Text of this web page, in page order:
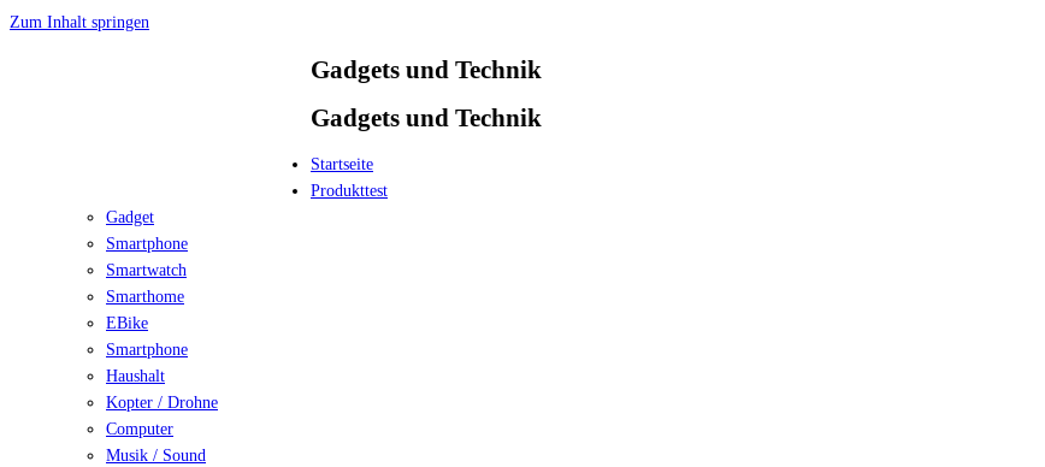
Zum Inhalt springen
Gadgets und Technik
Gadgets und Technik
Startseite
Produkttest
Gadget
Smartphone
Smartwatch
Smarthome
EBike
Smartphone
Haushalt
Kopter / Drohne
Computer
Musik / Sound